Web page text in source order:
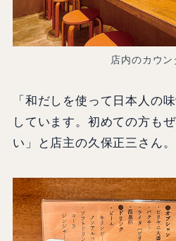
店内のカウン
「和だしを使って日本人の
しています。初めての方も
い」と店主の久保正三さん。